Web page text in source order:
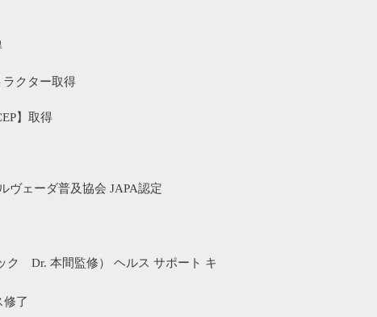
クター取得
】取得
ェーダ普及協会 JAPA認定
ク Dr. 本間監修） ヘルス サポート キ
了